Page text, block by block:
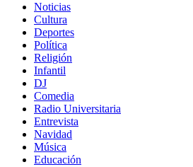
Noticias
Cultura
Deportes
Política
Religión
Infantil
DJ
Comedia
Radio Universitaria
Entrevista
Navidad
Música
Educación